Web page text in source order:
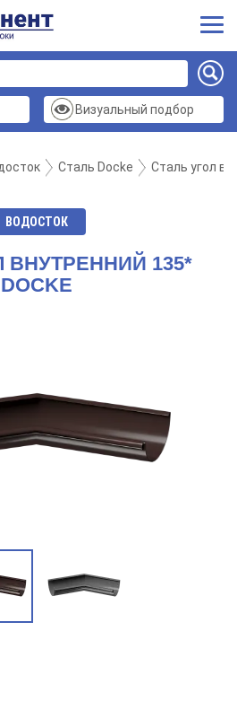
Визуальный подбор
Сталь Docke Сталь угол
ВОДОСТОК
ВНУТРЕННИЙ 135*
DOCKE